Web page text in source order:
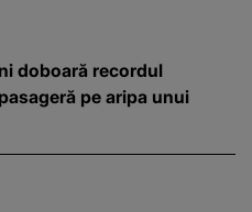
doboară recordul
pe aripa unui